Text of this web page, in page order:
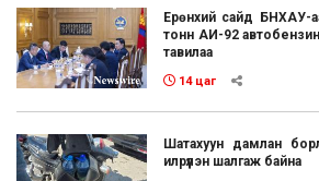
Ерөнхий сайд БНХАУ-
тонн АИ-92 автобензин
тавилаа
14 цаг
Шатахуун дамлан
илрүүлэн шалгаж байна